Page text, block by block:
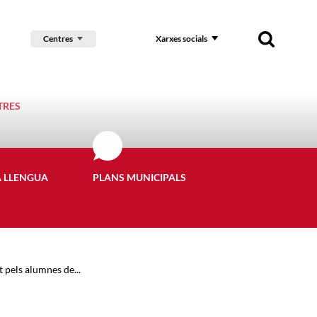
Centres Xarxes socials
LLENGUA PLANS MUNICIPALS
alumnes de...